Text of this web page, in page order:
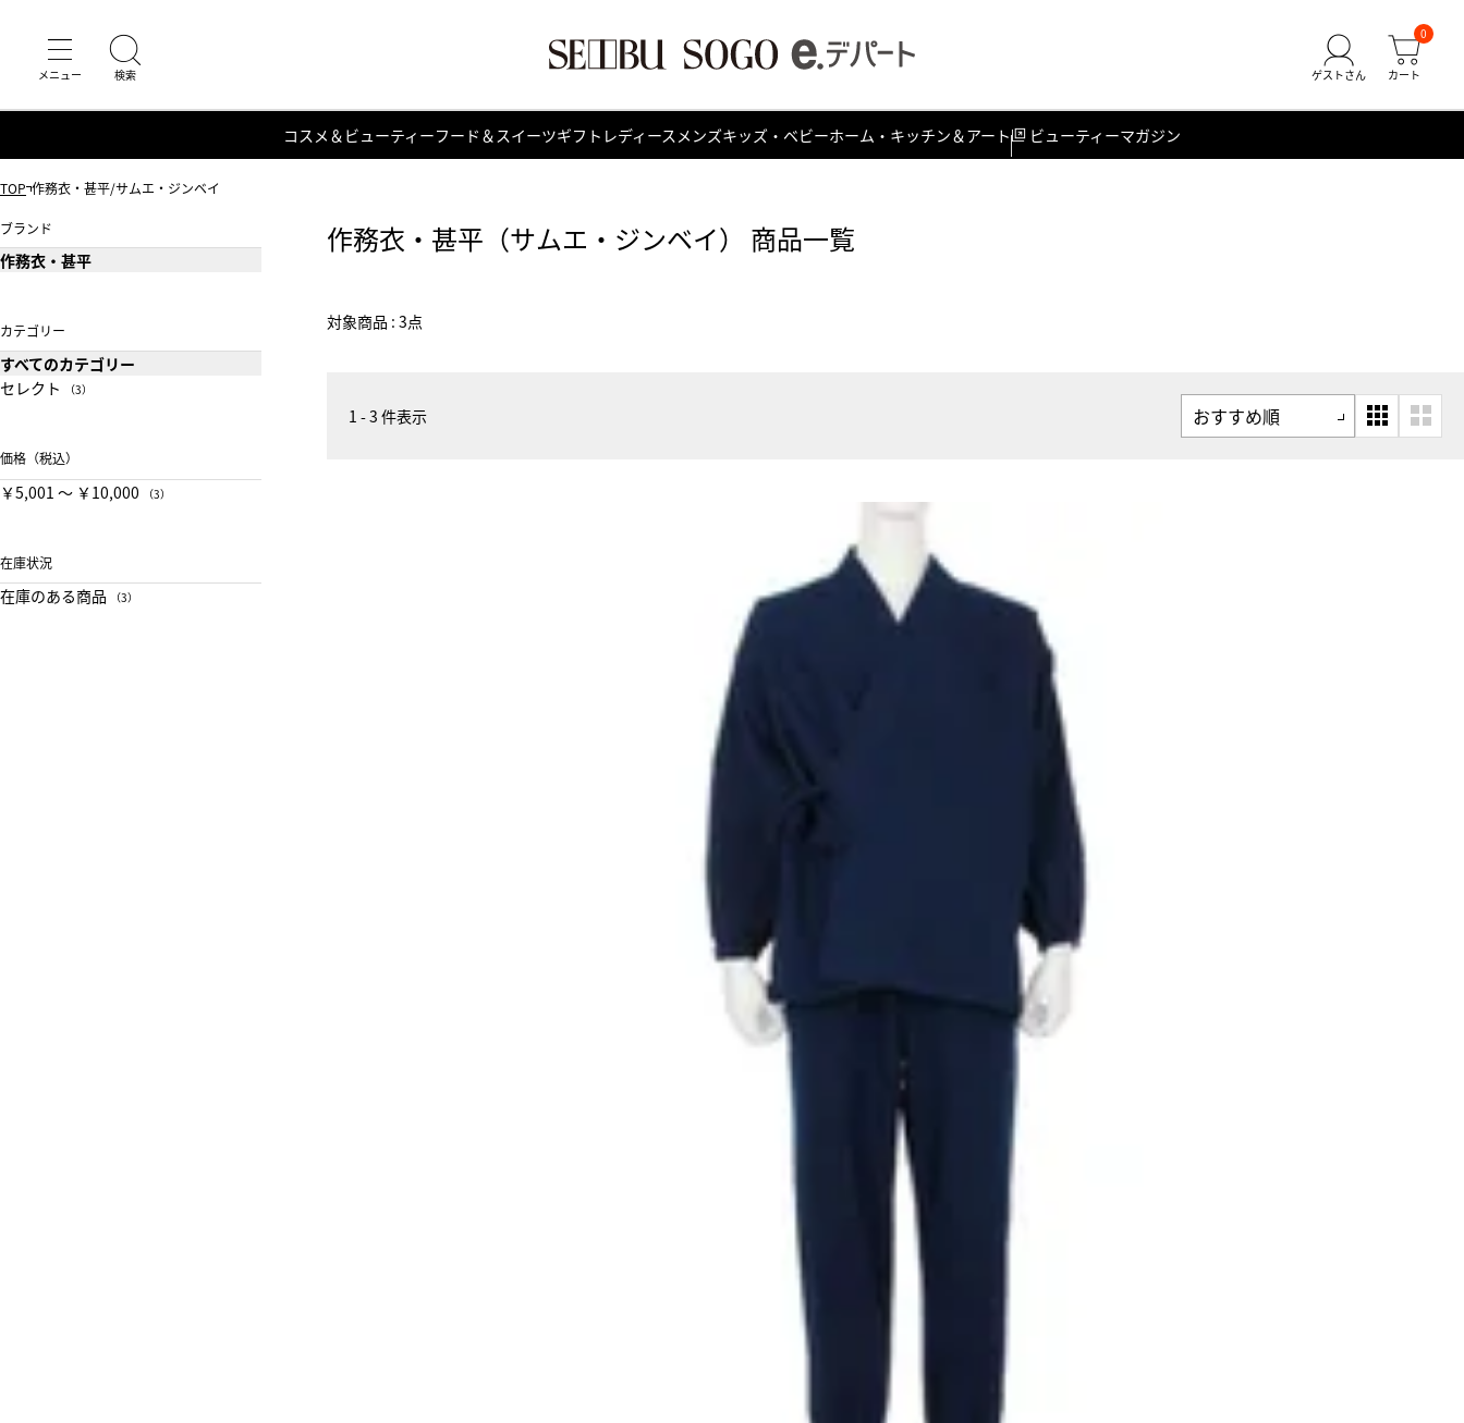
0
コスメ＆ビューティーフード＆スイーツギフト レディース メンズキッズ・ベビーホーム・キッチン＆アート ビューティーマガジン
TOP 作務衣・甚平/サムエ・ジンベイ
作務衣・甚平（サムエ・ジンベイ） 商品一覧
対象商品 : 3点
ブランド
作務衣・甚平
カテゴリー
すべてのカテゴリー
セレクト
（3）
価格（税込）
￥5,001 〜 ￥10,000 （3）
在庫状況
在庫のある商品 （3）
1 - 3 件表示